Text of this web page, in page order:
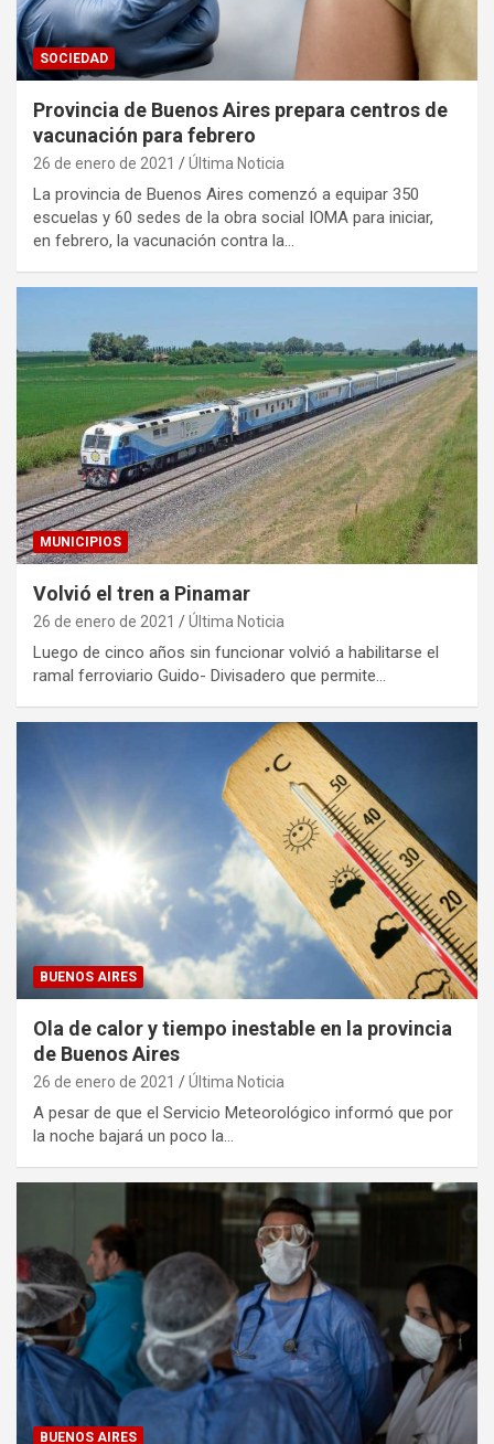
SOCIEDAD
Provincia de Buenos Aires prepara centros de
vacunación para febrero
26 de enero de 2021 Última Noticia
La provincia de Buenos Aires comenzó a equipar 350
escuelas y 60 sedes de la obra social IOMA para iniciar,
en febrero, la vacunación contra la…
MUNICIPIOS
Volvió el tren a Pinamar
26 de enero de 2021 Última Noticia
Luego de cinco años sin funcionar volvió a habilitarse el
ramal ferroviario Guido- Divisadero que permite…
BUENOS AIRES
Ola de calor y tiempo inestable en la provincia
de Buenos Aires
26 de enero de 2021 Última Noticia
A pesar de que el Servicio Meteorológico informó que por
la noche bajará un poco la…
BUENOS AIRES